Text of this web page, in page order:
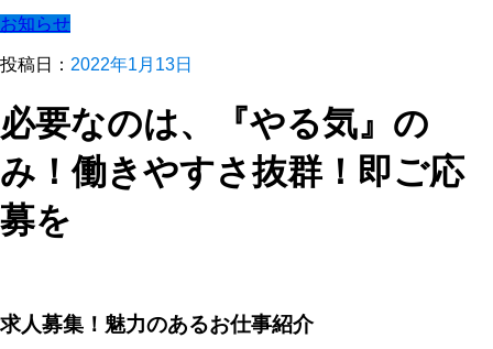
お知らせ
投稿日： 2022年1月13日
必要なのは、『やる気』の
み！働きやすさ抜群！即ご応
募を
求人募集！魅力のあるお仕事紹介